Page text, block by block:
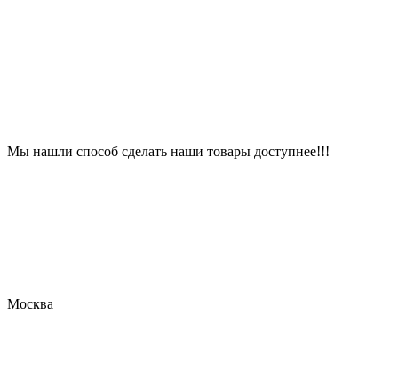
Мы нашли способ сделать наши товары доступнее!!!
Москва